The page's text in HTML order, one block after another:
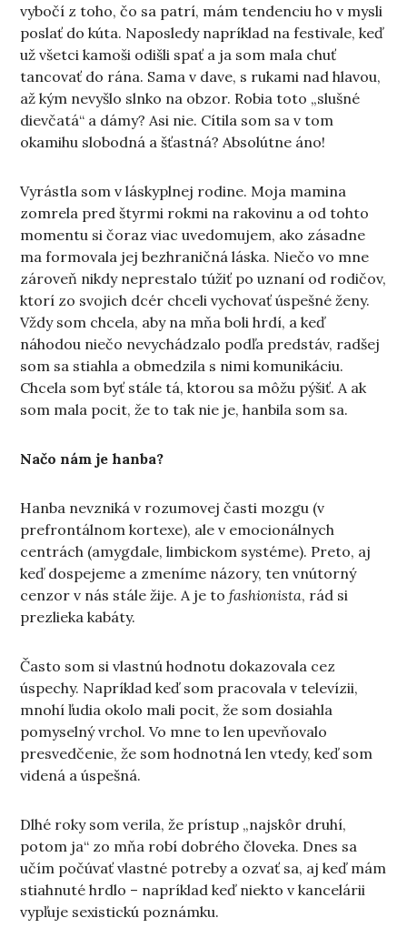
vybočí z toho, čo sa patrí, mám tendenciu ho v mysli
poslať do kúta. Naposledy napríklad na festivale, keď
už všetci kamoši odišli spať a ja som mala chuť
tancovať do rána. Sama v dave, s rukami nad hlavou,
až kým nevyšlo slnko na obzor. Robia toto „slušné
dievčatá“ a dámy? Asi nie. Cítila som sa v tom
okamihu slobodná a šťastná? Absolútne áno!
Vyrástla som v láskyplnej rodine. Moja mamina
zomrela pred štyrmi rokmi na rakovinu a od tohto
momentu si čoraz viac uvedomujem, ako zásadne
ma formovala jej bezhraničná láska. Niečo vo mne
zároveň nikdy neprestalo túžiť po uznaní od rodičov,
ktorí zo svojich dcér chceli vychovať úspešné ženy.
Vždy som chcela, aby na mňa boli hrdí, a keď
náhodou niečo nevychádzalo podľa predstáv, radšej
som sa stiahla a obmedzila s nimi komunikáciu.
Chcela som byť stále tá, ktorou sa môžu pýšiť. A ak
som mala pocit, že to tak nie je, hanbila som sa.
Načo nám je hanba?
Hanba nevzniká v rozumovej časti mozgu (v
prefrontálnom kortexe), ale v emocionálnych
centrách (amygdale, limbickom systéme). Preto, aj
keď dospejeme a zmeníme názory, ten vnútorný
cenzor v nás stále žije. A je tofashionista, rád si
prezlieka kabáty.
Často som si vlastnú hodnotu dokazovala cez
úspechy. Napríklad keď som pracovala v televízii,
mnohí ľudia okolo mali pocit, že som dosiahla
pomyselný vrchol. Vo mne to len upevňovalo
presvedčenie, že som hodnotná len vtedy, keď som
videná a úspešná.
Dlhé roky som verila, že prístup „najskôr druhí,
potom ja“ zo mňa robí dobrého človeka. Dnes sa
učím počúvať vlastné potreby a ozvať sa, aj keď mám
stiahnuté hrdlo – napríklad keď niekto v kancelárii
vypľuje sexistickú poznámku.